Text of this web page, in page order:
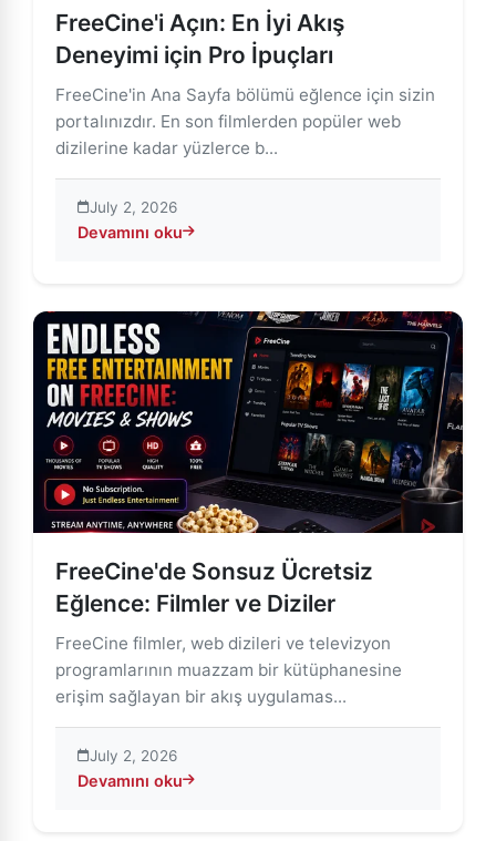
FreeCine'i Açın: En İyi Akış
Deneyimi için Pro İpuçları
FreeCine'in Ana Sayfa bölümü eğlence için sizin
portalınızdır. En son filmlerden popüler web
dizilerine kadar yüzlerce b...
July 2, 2026
Devamını oku
about FreeCine'i Açın: En İyi Akış Deneyimi için Pro
FreeCine'de Sonsuz Ücretsiz
Eğlence: Filmler ve Diziler
FreeCine filmler, web dizileri ve televizyon
programlarının muazzam bir kütüphanesine
erişim sağlayan bir akış uygulamas...
July 2, 2026
Devamını oku
about FreeCine'de Sonsuz Ücretsiz Eğlence: Filmler